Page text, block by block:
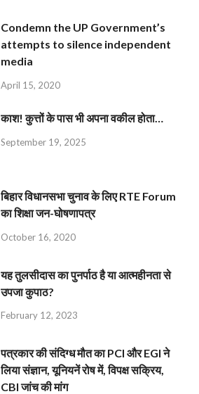
Condemn the UP Government’s
attempts to silence independent
media
April 15, 2020
काश! कुत्तों के पास भी अपना वकील होता…
September 19, 2025
बिहार विधानसभा चुनाव के लिए RTE Forum
का शिक्षा जन-घोषणापत्र
October 16, 2020
यह तुलसीदास का पुनर्पाठ है या आत्महीनता से
उपजा कुपाठ?
February 12, 2023
पत्रकार की संदिग्ध मौत का PCI और EGI ने
लिया संज्ञान, यूनियनें रोष में, विपक्ष सक्रिय,
CBI जांच की मांग